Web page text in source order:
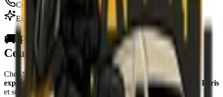
Coursier disponible 24h/7j
Excellence
🚚 Pourquoi choisir notre Service de
Coursier
ChezSRT Course , nous assurons vos livraisons par
coursier
express
de façon fiable et sécurisée partout en Île-de-France, à Paris
et sur tout le territoire national.